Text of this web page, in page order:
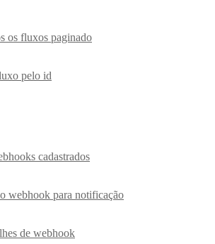
os fluxos paginado
pelo id
cadastrados
webhook para notificação
de webhook